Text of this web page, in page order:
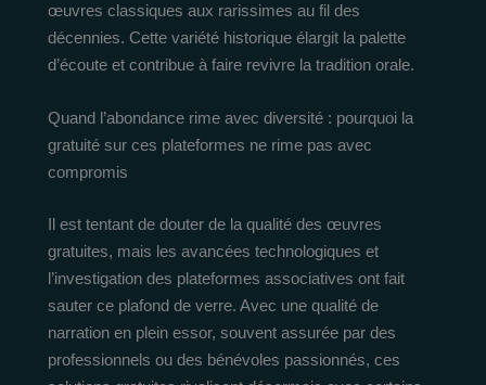
œuvres classiques aux rarissimes au fil des
décennies. Cette variété historique élargit la palette
d’écoute et contribue à faire revivre la tradition orale.
Quand l’abondance rime avec diversité : pourquoi la
gratuité sur ces plateformes ne rime pas avec
compromis
Il est tentant de douter de la qualité des œuvres
gratuites, mais les avancées technologiques et
l’investigation des plateformes associatives ont fait
sauter ce plafond de verre. Avec une qualité de
narration en plein essor, souvent assurée par des
professionnels ou des bénévoles passionnés, ces